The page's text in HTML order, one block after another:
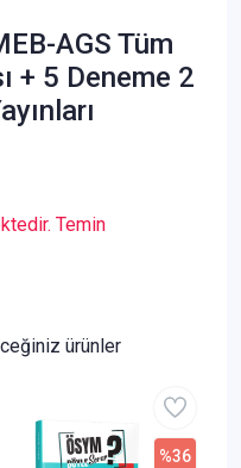
AGS Tüm
+ 5 Deneme 2
Temin
ürünler
%36